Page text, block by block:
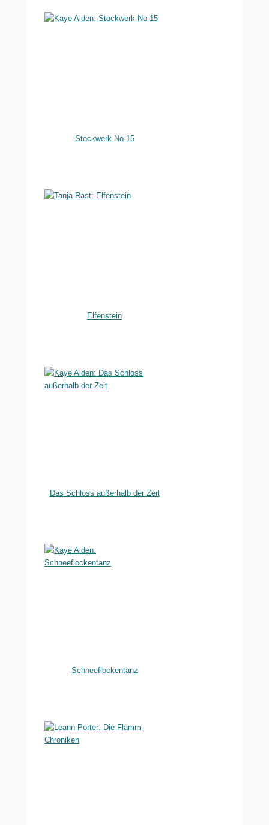
Stockwerk No 15
Elfenstein
Das Schloss außerhalb der Zeit
Schneeflockentanz